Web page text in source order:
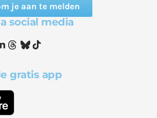
je aan te melden
social media
gratis app